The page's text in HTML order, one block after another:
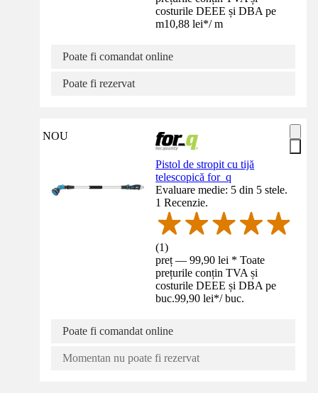
costurile DEEE și DBA pe
m10,88 lei*/ m
Poate fi comandat online
Poate fi rezervat
NOU
Pistol de stropit cu tijă
telescopică for_q
Evaluare medie: 5 din 5 stele.
1 Recenzie.
(1)
preț — 99,90 lei * Toate
prețurile conțin TVA și
costurile DEEE și DBA pe
buc.99,90 lei*/ buc.
Poate fi comandat online
Momentan nu poate fi rezervat